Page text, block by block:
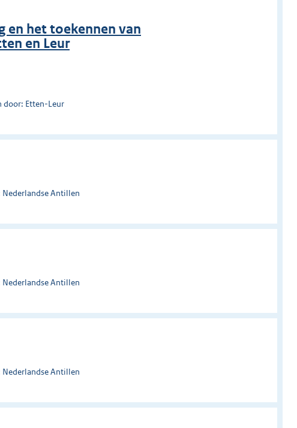
en het toekennen van
en Leur
door: Etten-Leur
Nederlandse Antillen
Nederlandse Antillen
Nederlandse Antillen